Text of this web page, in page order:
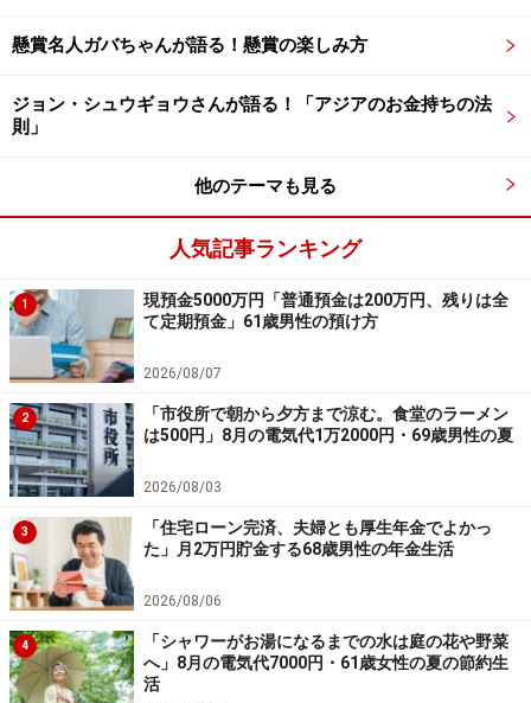
くわえて「現役で働いているころは土日も家事に追われ
り、また市民大学みたいなものを利用したり、充実して
います」と語ります。
とはいえこれから老後を迎える現役世代には、「私も短
大卒業後、定年退職まで40年間働き続けた。とにかく、
働かざる者食うべからずで、つねに仕事を通して社会と
つながってほしい」とアドバイス。
「働いている間は忙しくて社会の不条理に声をあげる余
裕もないかもしれないけれど、楽して金を稼ごうと思わ
ず、しっかり自分に合った仕事をみつけ、その収入の範
囲で生活をする習慣を身につけてほしい」とメッセージ
を残されていました。
※皆さんの老後資金についてのエピソードをお寄せくだ
さい。エピソードの採用で3000円分のAmazonギフト券
をもれなくプレゼント。応募はこちらから
懸賞名人ガバちゃんが語る！懸賞の楽しみ方
ジョン・シュウギョウさんが語る！「アジアのお金持ちの法
則」
他のテーマも見る
人気記事ランキング
1
現預金5000万円「普通預金は200万円、残りは全
て定期預金」61歳男性の預け方
2026/08/07
2
「市役所で朝から夕方まで涼む。食堂のラーメン
は500円」8月の電気代1万2000円・69歳男性の夏
2026/08/03
3
「住宅ローン完済、夫婦とも厚生年金でよかっ
た」月2万円貯金する68歳男性の年金生活
2026/08/06
4
「シャワーがお湯になるまでの水は庭の花や野菜
へ」8月の電気代7000円・61歳女性の夏の節約生
活